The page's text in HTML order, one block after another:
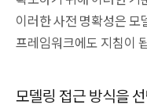
이러한 사전 명확성은 모
프레임워크에도 지침이
모델링 접근 방식을